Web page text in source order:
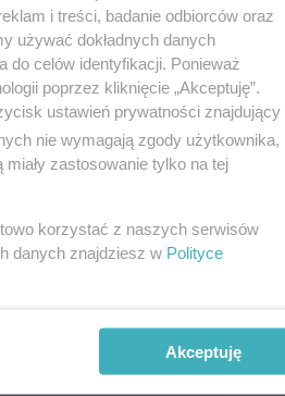
i treści, badanie odbiorców oraz
używać dokładnych danych
do celów identyfikacji. Ponieważ
poprzez kliknięcie „Akceptuję”.
ustawień prywatności znajdujący
nie wymagają zgody użytkownika,
zastosowanie tylko na tej
korzystać z naszych serwisów
danych znajdziesz w Polityce
Akceptuję